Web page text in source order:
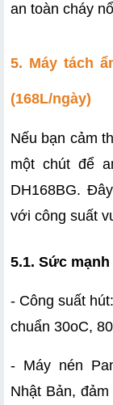
an toàn cháy
5. Máy tách
(168L/ngày)
Nếu bạn cảm
một chút để
DH168BG.
với công suất
5.1. Sức
- Công suất
chuẩn 30oC,
- Máy nén
Nhật Bản,